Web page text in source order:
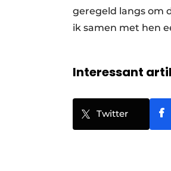
geregeld langs om
ik samen met hen
Interessant
Twitter